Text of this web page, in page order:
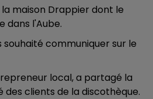
maison Drappier dont le
dans l'Aube.
souhaité communiquer sur le
local, a partagé la
clients de la discothèque.